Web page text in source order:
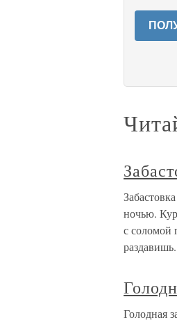
ночью.
с соломой
Голодная